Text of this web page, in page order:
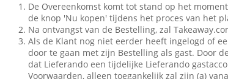
De Overeenkomst komt tot stand op het
de knop 'Nu kopen' tijdens het proces van het
Na ontvangst van de Bestelling, zal
Als de Klant nog niet eerder heeft ingelogd of
door te gaan met zijn Bestelling als gast. Door
dat Lieferando een tijdelijke Lieferando
Voorwaarden, alleen toegankelijk zal zijn (a)